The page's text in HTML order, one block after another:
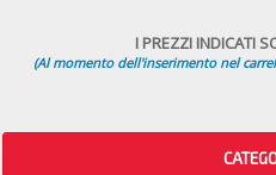
I PREZZI INDICATI
(Al momento dell'inserimento nel